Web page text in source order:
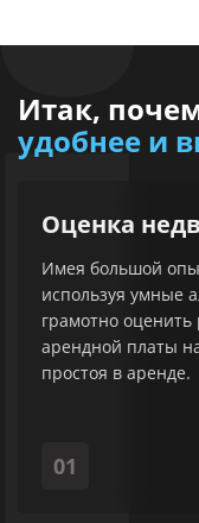
Итак,
удобнее и
Оценка
Имея большой
используя умные
грамотно
арендной платы
простоя в аренде.
01